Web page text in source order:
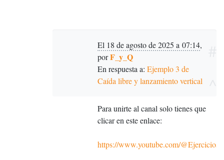
El 18 de agosto de 2025 a 07:14,
porF_y_Q
En respuesta a: Ejemplo 3 de
Caída libre y lanzamiento vertical
Para unirte al canal solo tienes que
clicar en este enlace:
https://www.youtube.com/